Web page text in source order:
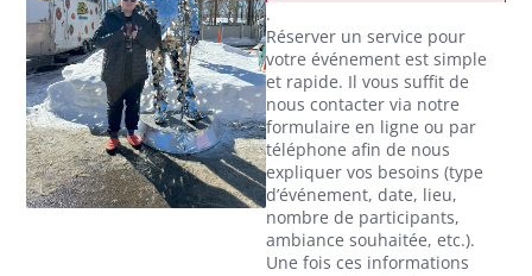
.
Réserver un service pour
votre événement est simple
et rapide. Il vous suffit de
nous contacter via notre
formulaire en ligne ou par
téléphone afin de nous
expliquer vos besoins (type
d’événement, date, lieu,
nombre de participants,
ambiance souhaitée, etc.).
Une fois ces informations